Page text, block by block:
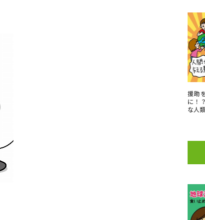
大学入学共通テスト利用選抜の募集要項＆願書
留学
大学入学共通テスト「受験上の配慮案内」の請求
援助
に！
な人